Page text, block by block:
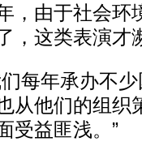
，由于社会环
，这类表演才
年承办不少
从他们的组织
受益匪浅。”